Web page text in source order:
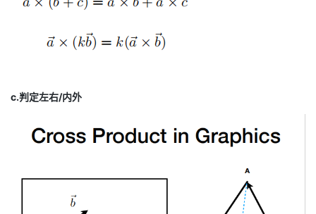
c.判定左右/内外